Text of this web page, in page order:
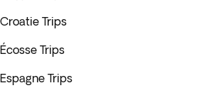
Croatie Trips
Écosse Trips
Espagne Trips